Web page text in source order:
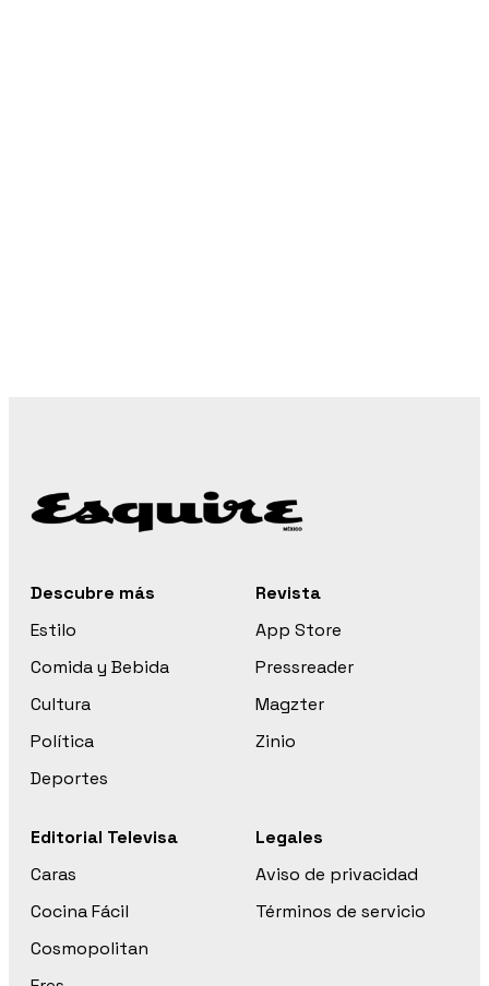
Descubre más
Estilo
Comida y Bebida
Cultura
Política
Deportes
Revista
App Store
Pressreader
Magzter
Zinio
Editorial Televisa
Caras
Cocina Fácil
Cosmopolitan
Legales
Aviso de privacidad
Términos de servicio